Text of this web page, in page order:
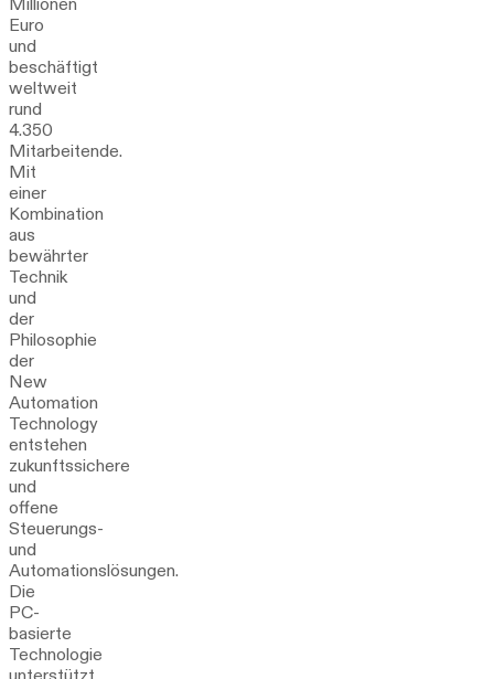
Euro
und
beschäftigt
weltweit
rund
4.350
Mitarbeitende.
Mit
einer
Kombination
aus
bewährter
Technik
und
der
Philosophie
der
New
Automation
Technology
entstehen
zukunftssichere
und
offene
Steuerungs-
und
Automationslösungen.
Die
PC-
basierte
Technologie